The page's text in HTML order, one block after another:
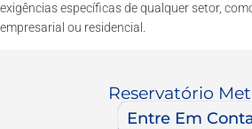
exigências específicas de qualquer setor,
empresarial ou residencial.
Reservatório
Entre Em